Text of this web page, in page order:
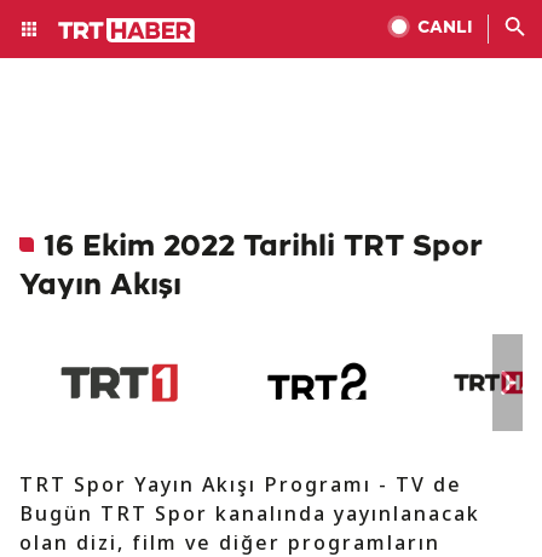
CANLI
16 Ekim 2022 Tarihli TRT Spor
Yayın Akışı
TRT Spor Yayın Akışı Programı - TV de
Bugün TRT Spor kanalında yayınlanacak
olan dizi, film ve diğer programların